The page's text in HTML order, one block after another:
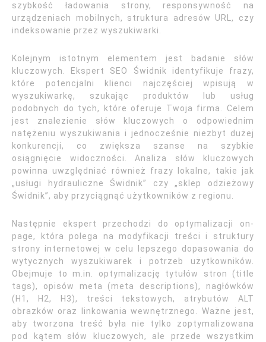
szybkość ładowania strony, responsywność na
urządzeniach mobilnych, struktura adresów URL, czy
indeksowanie przez wyszukiwarki.
Kolejnym istotnym elementem jest badanie słów
kluczowych. Ekspert SEO Świdnik identyfikuje frazy,
które potencjalni klienci najczęściej wpisują w
wyszukiwarkę, szukając produktów lub usług
podobnych do tych, które oferuje Twoja firma. Celem
jest znalezienie słów kluczowych o odpowiednim
natężeniu wyszukiwania i jednocześnie niezbyt dużej
konkurencji, co zwiększa szanse na szybkie
osiągnięcie widoczności. Analiza słów kluczowych
powinna uwzględniać również frazy lokalne, takie jak
„usługi hydrauliczne Świdnik” czy „sklep odzieżowy
Świdnik”, aby przyciągnąć użytkowników z regionu.
Następnie ekspert przechodzi do optymalizacji on-
page, która polega na modyfikacji treści i struktury
strony internetowej w celu lepszego dopasowania do
wytycznych wyszukiwarek i potrzeb użytkowników.
Obejmuje to m.in. optymalizację tytułów stron (title
tags), opisów meta (meta descriptions), nagłówków
(H1, H2, H3), treści tekstowych, atrybutów ALT
obrazków oraz linkowania wewnętrznego. Ważne jest,
aby tworzona treść była nie tylko zoptymalizowana
pod kątem słów kluczowych, ale przede wszystkim